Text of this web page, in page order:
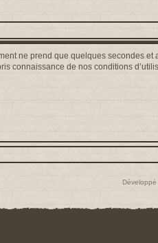
ne prend que quelques secondes
connaissance de nos conditions
Développé